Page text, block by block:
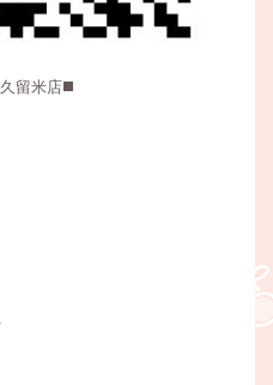
留米店◼️